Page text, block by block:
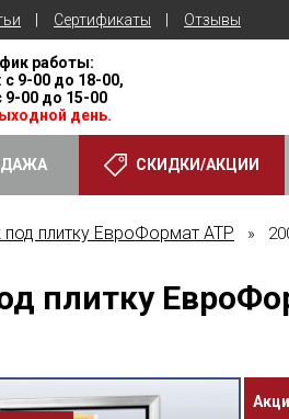
Сертификаты Отзывы
работы:
с 9-00 до 18-00,
9-00 до 15-00
день.
СКИДКИ/АКЦИИ
плитку ЕвроФормат АТР »
плитку